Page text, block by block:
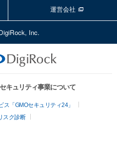
運営会社
Inc.
キュリティ事業について
「GMOセキュリティ24」
スク診断